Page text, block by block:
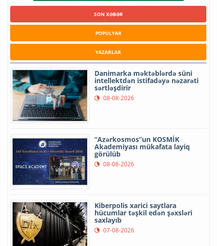
SON XƏBƏR
POPULYAR
YAZARLAR
Danimarka məktəblərdə süni
intellektdən istifadəyə nəzarəti
sərtləşdirir
08-08-2026
“Azərkosmos”un KOSMİK
Akademiyası mükafata layiq
görülüb
08-08-2026
Kiberpolis xarici saytlara
hücumlar təşkil edən şəxsləri
saxlayıb
07-08-2026